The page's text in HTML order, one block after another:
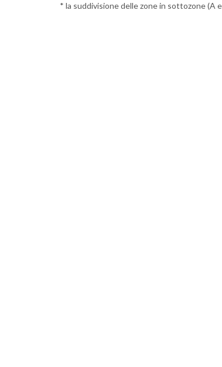
* la suddivisione delle zone in sottozone (A